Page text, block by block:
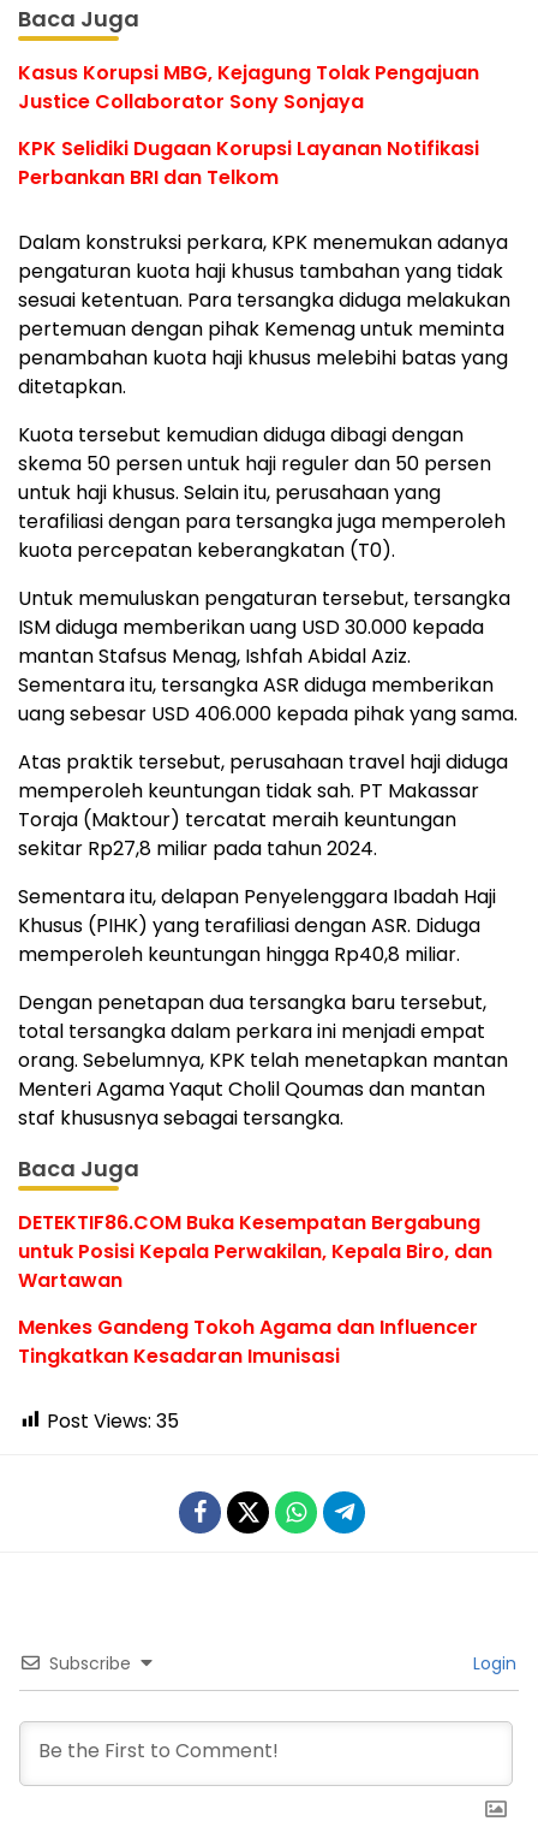
Baca Juga
Kasus Korupsi MBG, Kejagung Tolak Pengajuan
Justice Collaborator Sony Sonjaya
KPK Selidiki Dugaan Korupsi Layanan Notifikasi
Perbankan BRI dan Telkom
Dalam konstruksi perkara, KPK menemukan adanya
pengaturan kuota haji khusus tambahan yang tidak
sesuai ketentuan. Para tersangka diduga melakukan
pertemuan dengan pihak Kemenag untuk meminta
penambahan kuota haji khusus melebihi batas yang
ditetapkan.
Kuota tersebut kemudian diduga dibagi dengan
skema 50 persen untuk haji reguler dan 50 persen
untuk haji khusus. Selain itu, perusahaan yang
terafiliasi dengan para tersangka juga memperoleh
kuota percepatan keberangkatan (T0).
Untuk memuluskan pengaturan tersebut, tersangka
ISM diduga memberikan uang USD 30.000 kepada
mantan Stafsus Menag, Ishfah Abidal Aziz.
Sementara itu, tersangka ASR diduga memberikan
uang sebesar USD 406.000 kepada pihak yang sama.
Atas praktik tersebut, perusahaan travel haji diduga
memperoleh keuntungan tidak sah. PT Makassar
Toraja (Maktour) tercatat meraih keuntungan
sekitar Rp27,8 miliar pada tahun 2024.
Sementara itu, delapan Penyelenggara Ibadah Haji
Khusus (PIHK) yang terafiliasi dengan ASR. Diduga
memperoleh keuntungan hingga Rp40,8 miliar.
Dengan penetapan dua tersangka baru tersebut,
total tersangka dalam perkara ini menjadi empat
orang. Sebelumnya, KPK telah menetapkan mantan
Menteri Agama Yaqut Cholil Qoumas dan mantan
staf khususnya sebagai tersangka.
Baca Juga
DETEKTIF86.COM Buka Kesempatan Bergabung
untuk Posisi Kepala Perwakilan, Kepala Biro, dan
Wartawan
Menkes Gandeng Tokoh Agama dan Influencer
Tingkatkan Kesadaran Imunisasi
Post Views: 35
Subscribe Login